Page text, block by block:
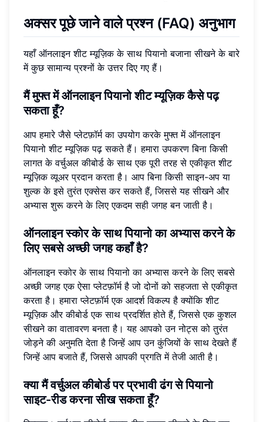
अक्सर पूछे जाने वाले प्रश्न (FAQ) अनुभाग
यहाँ ऑनलाइन शीट म्यूज़िक के साथ पियानो बजाना सीखने के बारे
में कुछ सामान्य प्रश्नों के उत्तर दिए गए हैं।
मैं मुफ्त में ऑनलाइन पियानो शीट म्यूज़िक कैसे पढ़
सकता हूँ?
आप हमारे जैसे प्लेटफ़ॉर्म का उपयोग करके मुफ्त में ऑनलाइन
पियानो शीट म्यूज़िक पढ़ सकते हैं। हमारा उपकरण बिना किसी
लागत के वर्चुअल कीबोर्ड के साथ एक पूरी तरह से एकीकृत शीट
म्यूज़िक व्यूअर प्रदान करता है। आप बिना किसी साइन-अप या
शुल्क के इसे तुरंत एक्सेस कर सकते हैं, जिससे यह सीखने और
अभ्यास शुरू करने के लिए एकदम सही जगह बन जाती है।
ऑनलाइन स्कोर के साथ पियानो का अभ्यास करने के
लिए सबसे अच्छी जगह कहाँ है?
ऑनलाइन स्कोर के साथ पियानो का अभ्यास करने के लिए सबसे
अच्छी जगह एक ऐसा प्लेटफ़ॉर्म है जो दोनों को सहजता से एकीकृत
करता है। हमारा प्लेटफ़ॉर्म एक आदर्श विकल्प है क्योंकि शीट
म्यूज़िक और कीबोर्ड एक साथ प्रदर्शित होते हैं, जिससे एक कुशल
सीखने का वातावरण बनता है। यह आपको उन नोट्स को तुरंत
जोड़ने की अनुमति देता है जिन्हें आप उन कुंजियों के साथ देखते हैं
जिन्हें आप बजाते हैं, जिससे आपकी प्रगति में तेजी आती है।
क्या मैं वर्चुअल कीबोर्ड पर प्रभावी ढंग से पियानो
साइट-रीड करना सीख सकता हूँ?